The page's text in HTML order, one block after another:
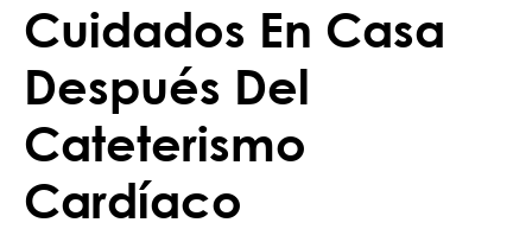
Cuidados En Casa
Después Del
Cateterismo
Cardíaco